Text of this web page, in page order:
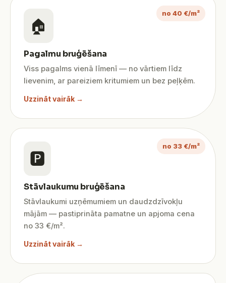
no 40 €/m²
🏠
Pagalmu bruģēšana
Viss pagalms vienā līmenī — no vārtiem līdz
lievenim, ar pareiziem kritumiem un bez peļķēm.
Uzzināt vairāk →
no 33 €/m²
🅿️
Stāvlaukumu bruģēšana
Stāvlaukumi uzņēmumiem un daudzdzīvokļu
mājām — pastiprināta pamatne un apjoma cena
no 33 €/m².
Uzzināt vairāk →